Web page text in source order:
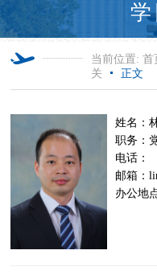
当前位置:首
关
正文
姓名：
职务：
电话：
邮箱：
办公地